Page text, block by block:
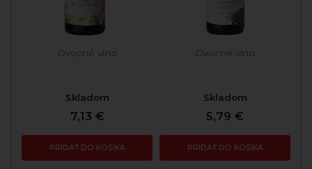
Ovocné víno
Skladom
7,13 €
PRIDAŤ DO KOŠÍKA
Ovocné víno
Skladom
5,79 €
PRIDAŤ DO KOŠÍKA